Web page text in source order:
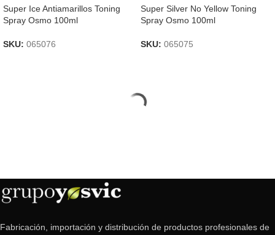
Super Ice Antiamarillos Toning
Spray Osmo 100ml
SKU: 065076
Super Silver No Yellow Toning
Spray Osmo 100ml
SKU: 065075
Fabricación, importación y distribución de productos profesionales de